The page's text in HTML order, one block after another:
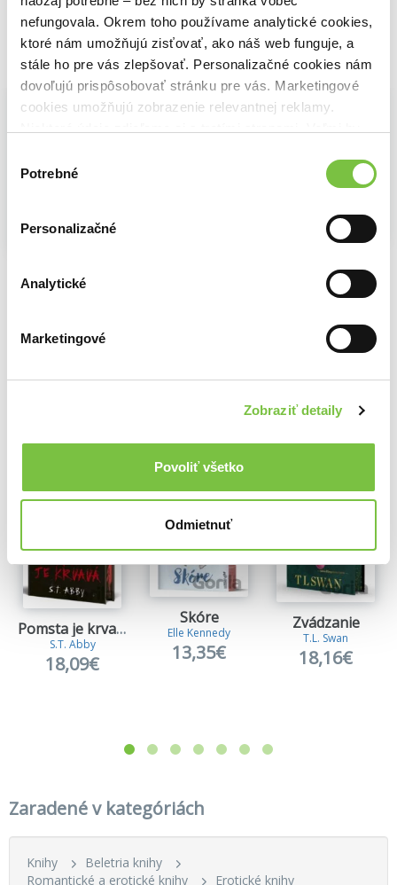
nefungovala. Okrem toho používame analytické cookies,
ktoré nám umožňujú zisťovať, ako náš web funguje, a
stále ho pre vás zlepšovať. Personalizačné cookies nám
dovoľujú prispôsobovať stránku pre vás. Marketingové
cookies umožňujú zobrazenie relevantnej reklamy.
cookies.
súhlasu
Potrebné
Personalizačné
Analytické
Marketingové
Zobraziť detaily
Povoliť všetko
Odmietnuť
Vybrané pre teba
Blanka Lipińska
Na sklade
Blanka Lipinska
8,80€
Ďalšie z kategórie Erotické knihy
Pomsta je krvavá (Kniha prvá)
S.T. Abby
18,09€
Skóre
Elle Kennedy
13,35€
Zvádzanie
T.L. Swan
18,16€
Zaradené v kategóriách
Knihy
Beletria knihy
Romantické a erotické knihy
Erotické knihy